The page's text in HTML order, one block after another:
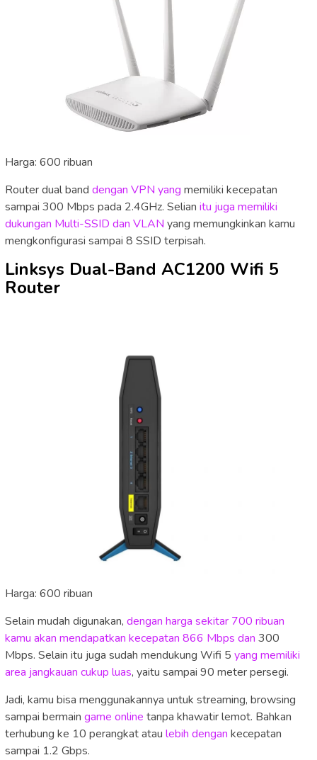
Harga: 600 ribuan
Router dual band dengan VPN yang memiliki kecepatan
sampai 300 Mbps pada 2.4GHz. Selian itu juga memiliki
dukungan Multi-SSID dan VLAN yang memungkinkan kamu
mengkonfigurasi sampai 8 SSID terpisah.
Linksys Dual-Band AC1200 Wifi 5
Router
Harga: 600 ribuan
Selain mudah digunakan, dengan harga sekitar 700 ribuan
kamu akan mendapatkan kecepatan 866 Mbps dan 300
Mbps. Selain itu juga sudah mendukung Wifi 5 yang memiliki
area jangkauan cukup luas, yaitu sampai 90 meter persegi.
Jadi, kamu bisa menggunakannya untuk streaming, browsing
sampai bermain game online tanpa khawatir lemot. Bahkan
terhubung ke 10 perangkat atau lebih dengan kecepatan
sampai 1.2 Gbps.